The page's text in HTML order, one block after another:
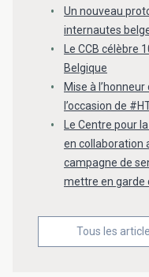
Un nouveau
internautes
Le CCB célèbre
Belgique
Mise à
l’occasion de
Le Centre pour
en collaboration
campagne de
mettre en garde
Tous les